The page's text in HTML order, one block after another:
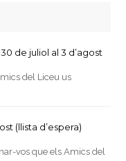
de juliol al 3 d’agost
del Liceu us
(llista d’espera)
vos que els Amics del